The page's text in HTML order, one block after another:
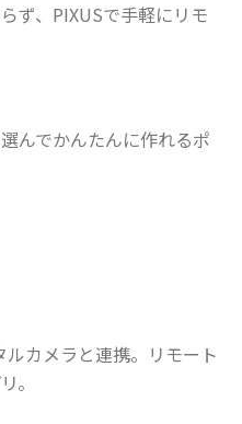
ず、PIXUSで手軽にリモ
んでかんたんに作れるポ
カメラと連携。リモート
。